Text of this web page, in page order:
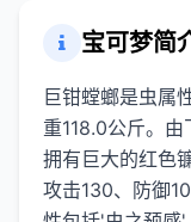
宝可梦简
巨钳螳螂是虫属
重118.0公斤。由
拥有巨大的红色
攻击130、防御